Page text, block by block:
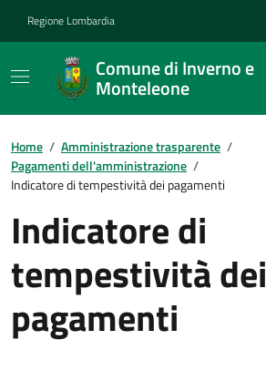
Regione Lombardia
Comune di Inverno e
Monteleone
Home / Amministrazione trasparente /
Pagamenti dell'amministrazione /
Indicatore di tempestività dei pagamenti
Indicatore di
tempestività dei
pagamenti